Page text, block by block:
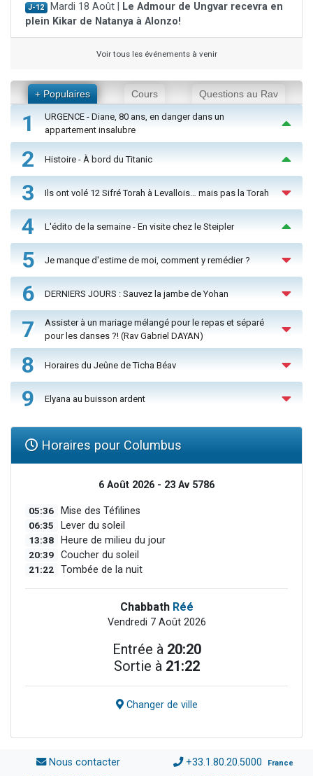
J-12 Mardi 18 Août |
Le Admour de Ungvar recevra en
plein Kikar de Natanya à Alonzo!
Voir tous les événements à venir
+ Populaires Cours Questions au Rav
1
URGENCE - Diane, 80 ans, en danger dans un
appartement insalubre
2 Histoire - À bord du Titanic
3 Ils ont volé 12 Sifré Torah à Levallois… mais pas la Torah
4 L'édito de la semaine - En visite chez le Steipler
5 Je manque d'estime de moi, comment y remédier ?
6 DERNIERS JOURS : Sauvez la jambe de Yohan
7
Assister à un mariage mélangé pour le repas et séparé
pour les danses ?! (Rav Gabriel DAYAN)
8 Horaires du Jeûne de Ticha Béav
9 Elyana au buisson ardent
Horaires pour Columbus
6 Août 2026 - 23 Av 5786
05:36 Mise des Téfilines
06:35 Lever du soleil
13:38 Heure de milieu du jour
20:39 Coucher du soleil
21:22 Tombée de la nuit
Chabbath Réé
Vendredi 7 Août 2026
Entrée à 20:20
Sortie à 21:22
Changer de ville
Nous contacter +33.1.80.20.5000 France